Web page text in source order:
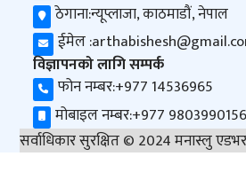
ठेगाना:न्यूप्लाजा, काठमाडौं, नेपाल
ईमेल :
विज्ञापनको लागि सम्पर्क
फोन नम्बर:+977 14536965
मोबाइल नम्बर:+977 9803990156
सर्वाधिकार सुरक्षित © 2024 मनास्लु